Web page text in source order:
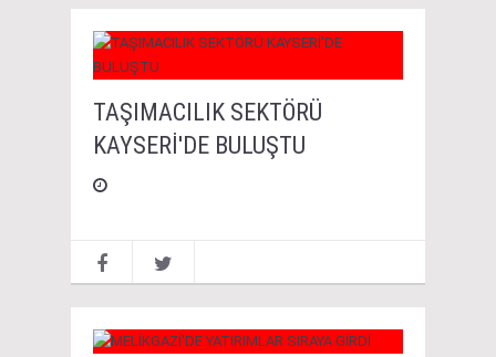
TAŞIMACILIK SEKTÖRÜ
KAYSERİ'DE BULUŞTU